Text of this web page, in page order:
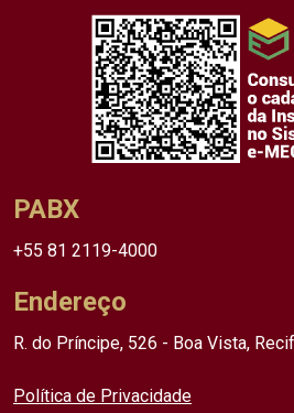
PABX
+55 81 2119-4000
Endereço
R. do Príncipe, 526 - Boa Vista,
Política de Privacidade